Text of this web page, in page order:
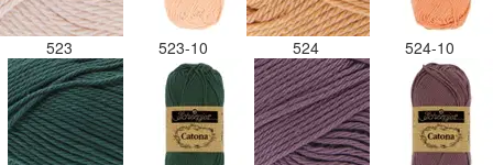
523 523-10 524 524-10